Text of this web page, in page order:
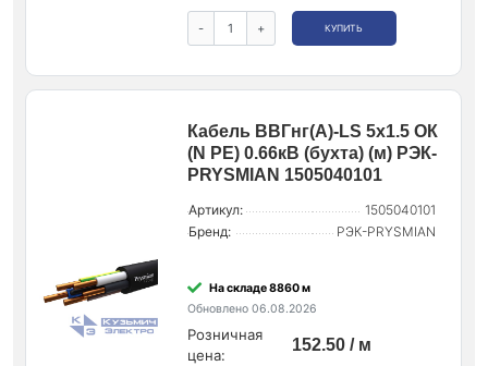
- + КУПИТЬ
Кабель ВВГнг(А)-LS 5х1.5 ОК
(N PE) 0.66кВ (бухта) (м) РЭК-
PRYSMIAN 1505040101
Артикул:
1505040101
Бренд:
РЭК-PRYSMIAN
На складе 8860 м
Обновлено 06.08.2026
Розничная
цена:
152.50 / м